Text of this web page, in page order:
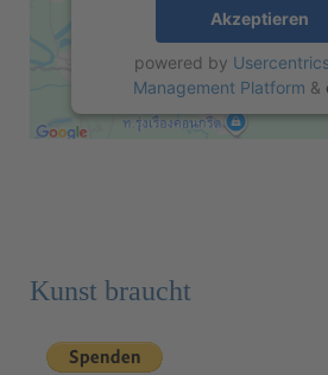
Akzeptieren
powered by
Management Platform &
Kunst braucht